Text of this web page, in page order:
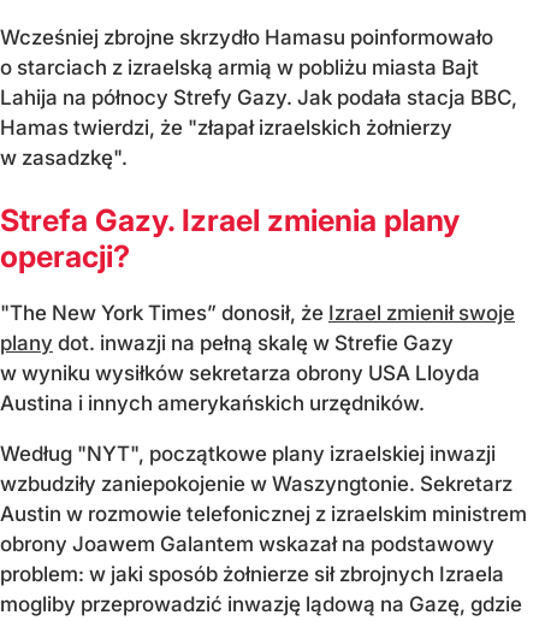
Wcześniej zbrojne skrzydło Hamasu poinformowało
o starciach z izraelską armią w pobliżu miasta Bajt
Lahija na północy Strefy Gazy. Jak podała stacja BBC,
Hamas twierdzi, że "złapał izraelskich żołnierzy
w zasadzkę".
Strefa Gazy. Izrael zmienia plany
operacji?
"The New York Times” donosił, że Izrael zmienił swoje
plany dot. inwazji na pełną skalę w Strefie Gazy
w wyniku wysiłków sekretarza obrony USA Lloyda
Austina i innych amerykańskich urzędników.
Według "NYT", początkowe plany izraelskiej inwazji
wzbudziły zaniepokojenie w Waszyngtonie. Sekretarz
Austin w rozmowie telefonicznej z izraelskim ministrem
obrony Joawem Galantem wskazał na podstawowy
problem: w jaki sposób żołnierze sił zbrojnych Izraela
mogliby przeprowadzić inwazję lądową na Gazę, gdzie